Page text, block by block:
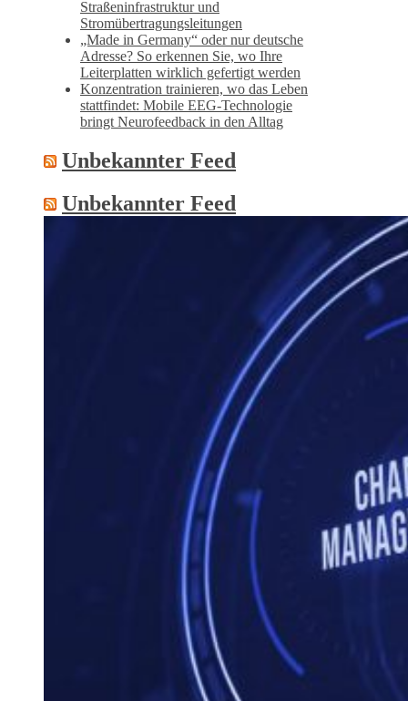
Straßeninfrastruktur und
Stromübertragungsleitungen
„Made in Germany“ oder nur deutsche
Adresse? So erkennen Sie, wo Ihre
Leiterplatten wirklich gefertigt werden
Konzentration trainieren, wo das Leben
stattfindet: Mobile EEG-Technologie
bringt Neurofeedback in den Alltag
Unbekannter Feed
Unbekannter Feed